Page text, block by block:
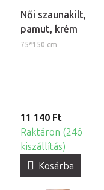
Női szaunakilt,
pamut, krém
75*150 cm
11 140 Ft
Raktáron (24ó
kiszállítás)
Kosárba